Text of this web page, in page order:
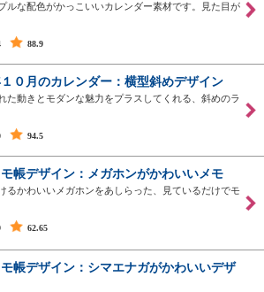
ルな配色がかっこいいカレンダー素材です。見た目が
88.9
０月のカレンダー：横型斜めデザイン
た動きとモダンな魅力をプラスしてくれる、斜めのラ
94.5
帳デザイン：メガホンがかわいいメモ
るかわいいメガホンをあしらった、見ているだけでモ
62.65
帳デザイン：シマエナガがかわいいデザ